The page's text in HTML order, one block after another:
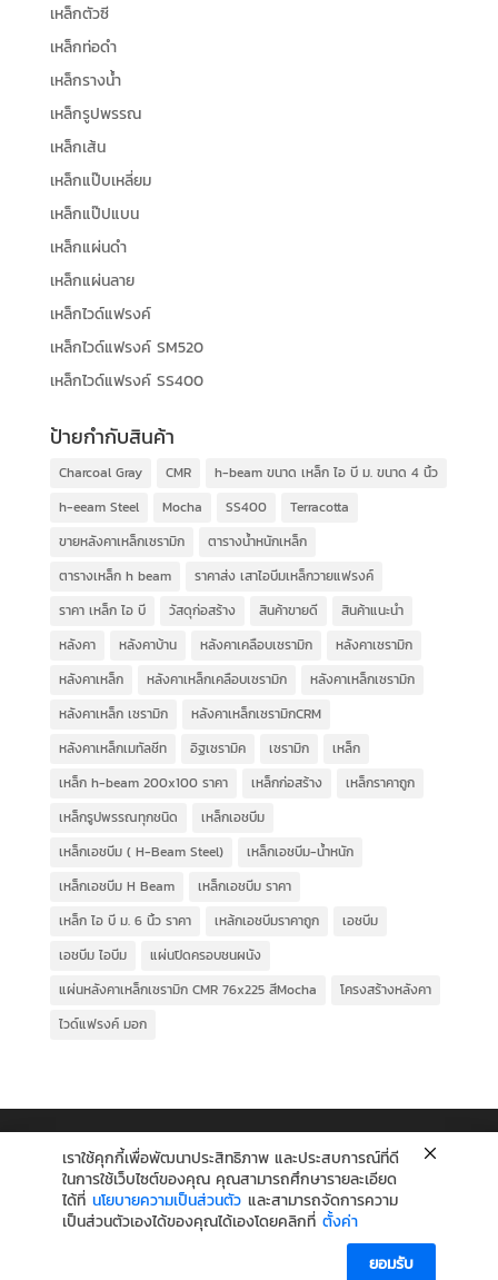
เหล็กตัวซี
เหล็กท่อดำ
เหล็กรางน้ำ
เหล็กรูปพรรณ
เหล็กเส้น
เหล็กแป๊บเหลี่ยม
เหล็กแป๊ปแบน
เหล็กแผ่นดำ
เหล็กแผ่นลาย
เหล็กไวด์แฟรงค์
เหล็กไวด์แฟรงค์ SM520
เหล็กไวด์แฟรงค์ SS400
ป้ายกำกับสินค้า
Charcoal Gray CMR
h-beam ขนาด เหล็ก ไอ บี ม. ขนาด 4 นิ้ว
h-eeam Steel
Mocha SS400
Terracotta
ขายหลังคาเหล็กเซรามิก
ตารางน้ำหนักเหล็ก
ตารางเหล็ก h beam
ราคาส่ง เสาไอบีมเหล็กวายแฟรงค์
ราคา เหล็ก ไอ บี
วัสดุก่อสร้าง สินค้าขายดี
สินค้าแนะนำ
หลังคา
หลังคาบ้าน หลังคาเคลือบเซรามิก
หลังคาเซรามิก
หลังคาเหล็ก
หลังคาเหล็กเคลือบเซรามิก
หลังคาเหล็กเซรามิก
หลังคาเหล็ก เซรามิก
หลังคาเหล็กเซรามิกCRM
หลังคาเหล็กเมทัลชีท
อิฐเซรามิค เซรามิก
เหล็ก
เหล็ก h-beam 200x100 ราคา
เหล็กก่อสร้าง
เหล็กราคาถูก
เหล็กรูปพรรณทุกชนิด
เหล็กเอชบีม
เหล็กเอชบีม ( H-Beam Steel)
เหล็กเอชบีม-น้ำหนัก
เหล็กเอชบีม H Beam
เหล็กเอชบีม ราคา
เหล็ก ไอ บี ม. 6 นิ้ว ราคา
เหล้กเอชบีมราคาถูก
เอชบีม
เอชบีม ไอบีม
แผ่นปิดครอบชนผนัง
แผ่นหลังคาเหล็กเซรามิก CMR 76x225 สีMocha
โครงสร้างหลังคา
ไวด์แฟรงค์ มอก
เราใช้คุกกี้เพื่อพัฒนาประสิทธิภาพ และประสบการณ์ที่ดี
ในการใช้เว็บไซต์ของคุณ คุณสามารถศึกษารายละเอียด
ได้ที่ นโยบายความเป็นส่วนตัว และสามารถจัดการความ
เป็นส่วนตัวเองได้ของคุณได้เองโดยคลิกที่ ตั้งค่า
ยอมรับ